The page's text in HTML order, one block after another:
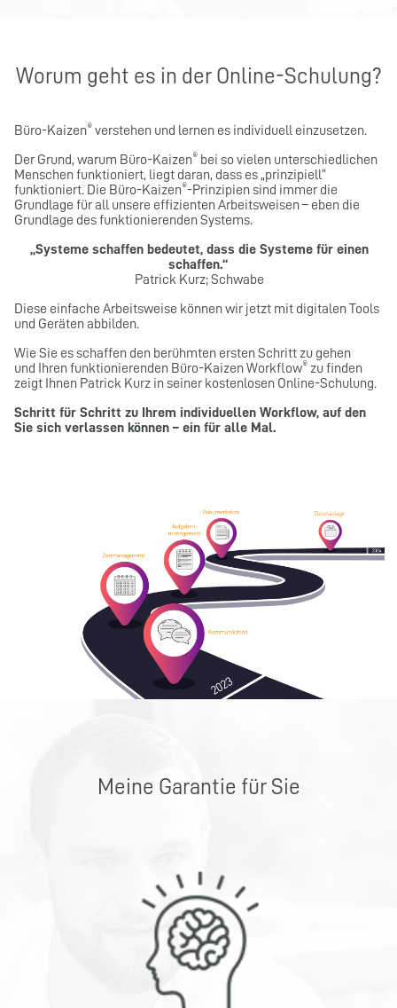
Worum geht es in der Online-Schulung?
Büro-Kaizen® verstehen und lernen es individuell einzusetzen.
Der Grund, warum Büro-Kaizen® bei so vielen unterschiedlichen
Menschen funktioniert, liegt daran, dass es „prinzipiell“
funktioniert. Die Büro-Kaizen®-Prinzipien sind immer die
Grundlage für all unsere effizienten Arbeitsweisen – eben die
Grundlage des funktionierenden Systems.
„Systeme schaffen bedeutet, dass die Systeme für einen
schaffen.“
Patrick Kurz; Schwabe
Diese einfache Arbeitsweise können wir jetzt mit digitalen Tools
und Geräten abbilden.
Wie Sie es schaffen den berühmten ersten Schritt zu gehen
und
Ihren funktionierenden Büro-Kaizen Workflow® zu finden
zeigt Ihnen Patrick Kurz in seiner kostenlosen Online-Schulung.
Schritt für Schritt zu Ihrem individuellen Workflow, auf den
Sie sich verlassen können – ein für alle Mal.
Meine Garantie für Sie